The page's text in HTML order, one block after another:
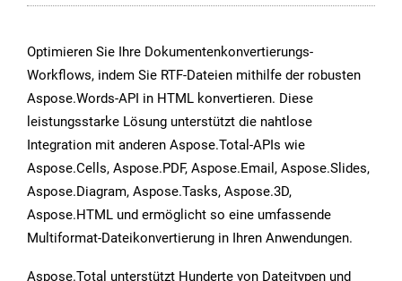
Optimieren Sie Ihre Dokumentenkonvertierungs-
Workflows, indem Sie RTF-Dateien mithilfe der robusten
Aspose.Words-API in HTML konvertieren. Diese
leistungsstarke Lösung unterstützt die nahtlose
Integration mit anderen Aspose.Total-APIs wie
Aspose.Cells, Aspose.PDF, Aspose.Email, Aspose.Slides,
Aspose.Diagram, Aspose.Tasks, Aspose.3D,
Aspose.HTML und ermöglicht so eine umfassende
Multiformat-Dateikonvertierung in Ihren Anwendungen.
Aspose.Total unterstützt Hunderte von Dateitypen und